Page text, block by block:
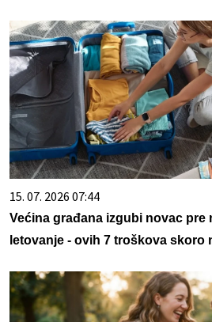
15. 07. 2026 07:44
Većina građana izgubi novac pre
letovanje - ovih 7 troškova skoro